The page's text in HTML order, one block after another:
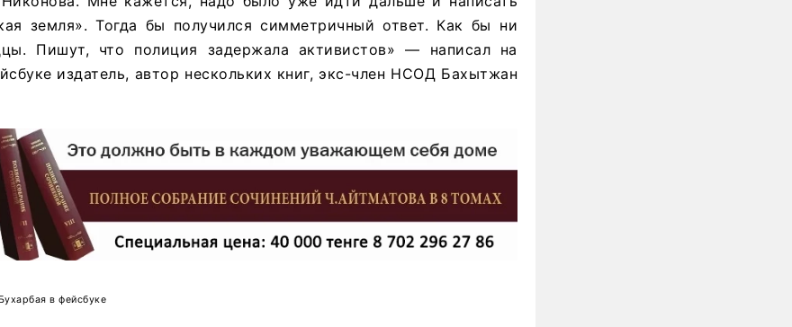
земля». Тогда бы получился симметричный ответ. Как бы ни
Пишут, что полиция задержала активистов» — написал на
издатель, автор нескольких книг, экс-член НСОД Бахытжан
в фейсбуке